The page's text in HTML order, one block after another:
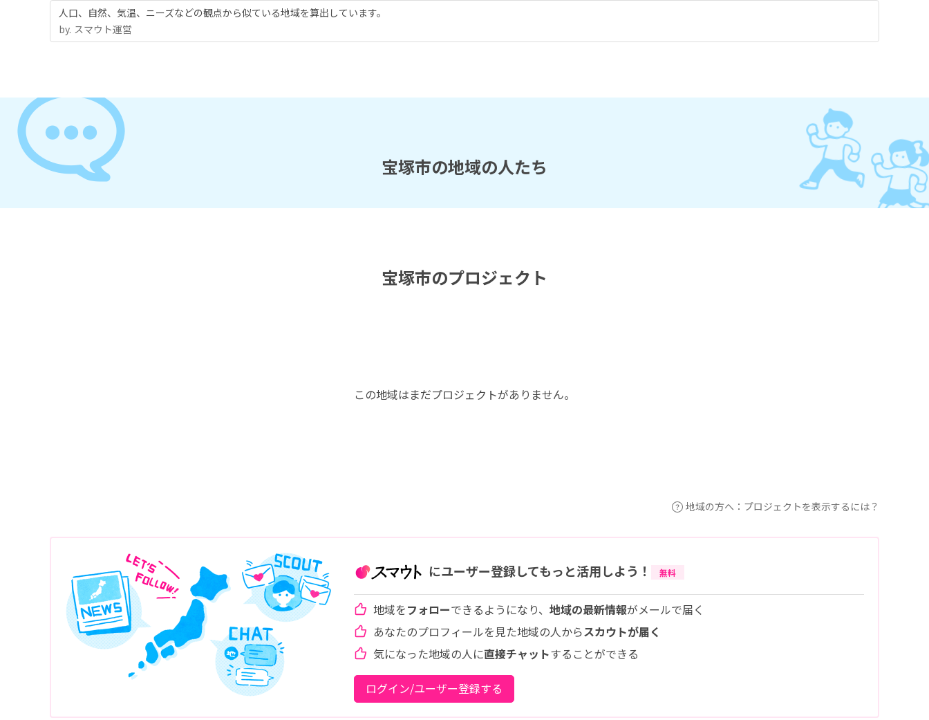
人口、自然、気温、ニーズなどの観点から似ている地域を算出しています。
by.︎ スマウト運営
宝塚市の地域の人たち
宝塚市のプロジェクト
この地域はまだプロジェクトがありません。
地域の方へ：プロジェクトを表示するには？
にユーザー登録してもっと活用しよう！ 無料
地域をフォローできるようになり、 地域の最新情報がメールで届く
あなたのプロフィールを見た地域の人からスカウトが届く
気になった地域の人に直接チャットすることができる
ログイン/ユーザー登録する